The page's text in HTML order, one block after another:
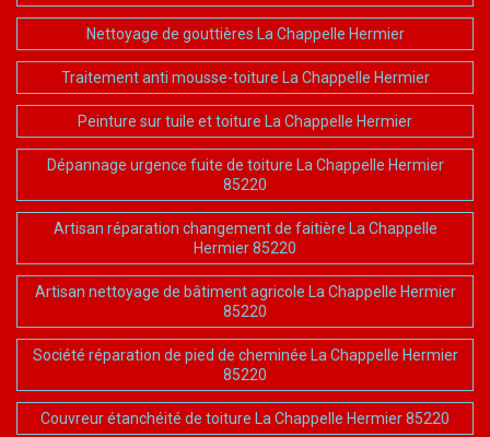
Nettoyage de gouttières La Chappelle Hermier
Traitement anti mousse-toiture La Chappelle Hermier
Peinture sur tuile et toiture La Chappelle Hermier
Dépannage urgence fuite de toiture La Chappelle Hermier
85220
Artisan réparation changement de faitière La Chappelle
Hermier 85220
Artisan nettoyage de bâtiment agricole La Chappelle Hermier
85220
Société réparation de pied de cheminée La Chappelle Hermier
85220
Couvreur étanchéité de toiture La Chappelle Hermier 85220